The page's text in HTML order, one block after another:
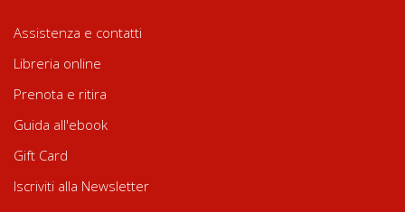
Assistenza e contatti
Libreria online
Prenota e ritira
Guida all'ebook
Gift Card
Iscriviti alla Newsletter